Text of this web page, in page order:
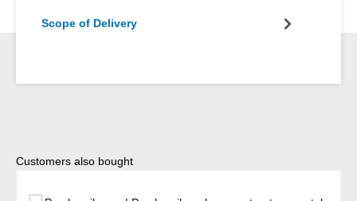
Scope of Delivery
Lewati galeri produk
Customers also bought